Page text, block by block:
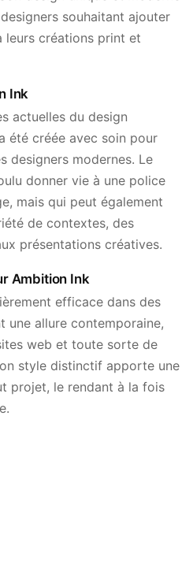
souhaitant ajouter
leurs créations print et
Ink
actuelles du design
été créée avec soin pour
designers modernes. Le
donner vie à une police
mais qui peut également
de contextes, des
présentations créatives.
Ambition Ink
efficace dans des
une allure contemporaine,
web et toute sorte de
style distinctif apporte une
projet, le rendant à la fois